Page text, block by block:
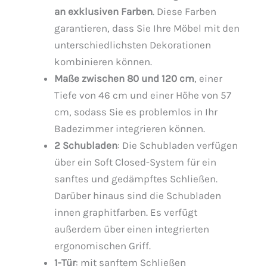
an exklusiven Farben. Diese Farben
garantieren, dass Sie Ihre Möbel mit den
unterschiedlichsten Dekorationen
kombinieren können.
Maße zwischen 80 und 120 cm, einer
Tiefe von 46 cm und einer Höhe von 57
cm, sodass Sie es problemlos in Ihr
Badezimmer integrieren können.
2 Schubladen: Die Schubladen verfügen
über ein Soft Closed-System für ein
sanftes und gedämpftes Schließen.
Darüber hinaus sind die Schubladen
innen graphitfarben. Es verfügt
außerdem über einen integrierten
ergonomischen Griff.
1-Tür: mit sanftem Schließen